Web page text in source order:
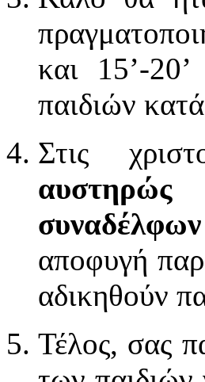
και 15’-
παιδιών
Στις
αυστηρώς
αποφυγή
αδικηθούν
Τέλος, σας